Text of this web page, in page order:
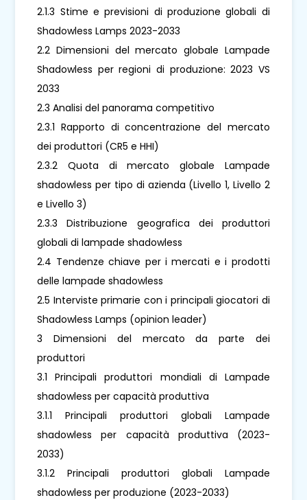
2.1.3 Stime e previsioni di produzione globali di
Shadowless Lamps 2023-2033
2.2 Dimensioni del mercato globale Lampade
Shadowless per regioni di produzione: 2023 VS
2033
2.3 Analisi del panorama competitivo
2.3.1 Rapporto di concentrazione del mercato
dei produttori (CR5 e HHI)
2.3.2 Quota di mercato globale Lampade
shadowless per tipo di azienda (Livello 1, Livello 2
e Livello 3)
2.3.3 Distribuzione geografica dei produttori
globali di lampade shadowless
2.4 Tendenze chiave per i mercati e i prodotti
delle lampade shadowless
2.5 Interviste primarie con i principali giocatori di
Shadowless Lamps (opinion leader)
3 Dimensioni del mercato da parte dei
produttori
3.1 Principali produttori mondiali di Lampade
shadowless per capacità produttiva
3.1.1 Principali produttori globali Lampade
shadowless per capacità produttiva (2023-
2033)
3.1.2 Principali produttori globali Lampade
shadowless per produzione (2023-2033)